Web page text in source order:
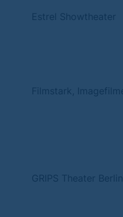
Estrel Showtheater
GRIPS Theater Berlin